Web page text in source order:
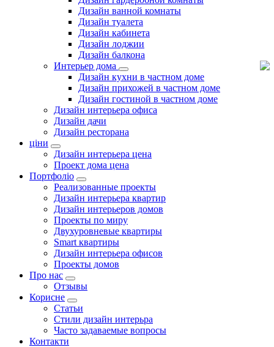
Дизайн ванной комнаты
Дизайн туалета
Дизайн кабинета
Дизайн лоджии
Дизайн балкона
Интерьер дома
Дизайн кухни в частном доме
Дизайн прихожей в частном доме
Дизайн гостиной в частном доме
Дизайн интерьера офиса
Дизайн дачи
Дизайн ресторана
ціни
Дизайн интерьера цена
Проект дома цена
Портфоліо
Реализованные проекты
Дизайн интерьера квартир
Дизайн интерьеров домов
Проекты по миру
Двухуровневые квартиры
Smart квартиры
Дизайн интерьера офисов
Проекты домов
Про нас
Отзывы
Корисне
Статьи
Cтили дизайн интерьра
Часто задаваемые вопросы
Контакти